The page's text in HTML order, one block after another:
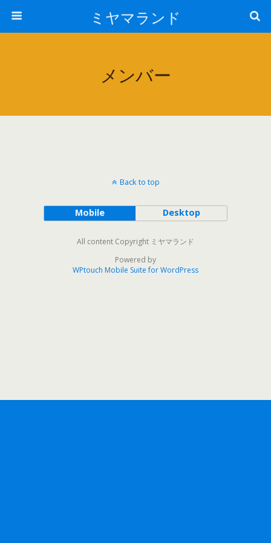
ミヤマランド
メンバー
Back to top
Mobile Desktop
All content Copyright ミヤマランド
Powered by
WPtouch Mobile Suite for WordPress